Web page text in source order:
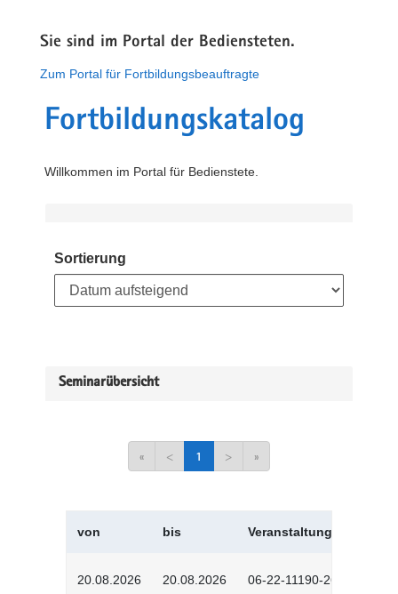
Sie sind im Portal der Bediensteten.
Zum Portal für Fortbildungsbeauftragte
Fortbildungskatalog
Willkommen im Portal für Bedienstete.
Sortierung
Seminarübersicht
« < 1 > »
von bis Veranstaltungskürzel
20.08.2026 20.08.2026 06-22-11190-2601